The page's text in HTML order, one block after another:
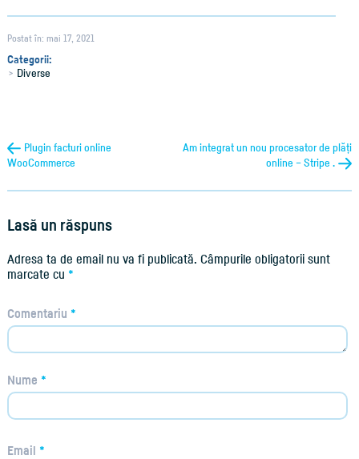
Postat în: mai 17, 2021
Categorii:
Diverse
Plugin facturi online
WooCommerce
Am integrat un nou procesator de plăți
online – Stripe .
Lasă un răspuns
Adresa ta de email nu va fi publicată. Câmpurile obligatorii sunt
marcate cu *
Comentariu *
Nume *
Email *